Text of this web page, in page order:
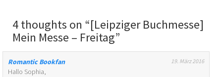
4 thoughts on “[Leipziger Buchmesse]
Mein Messe – Freitag”
Romantic Bookfan 19. März 2016
Hallo Sophia,